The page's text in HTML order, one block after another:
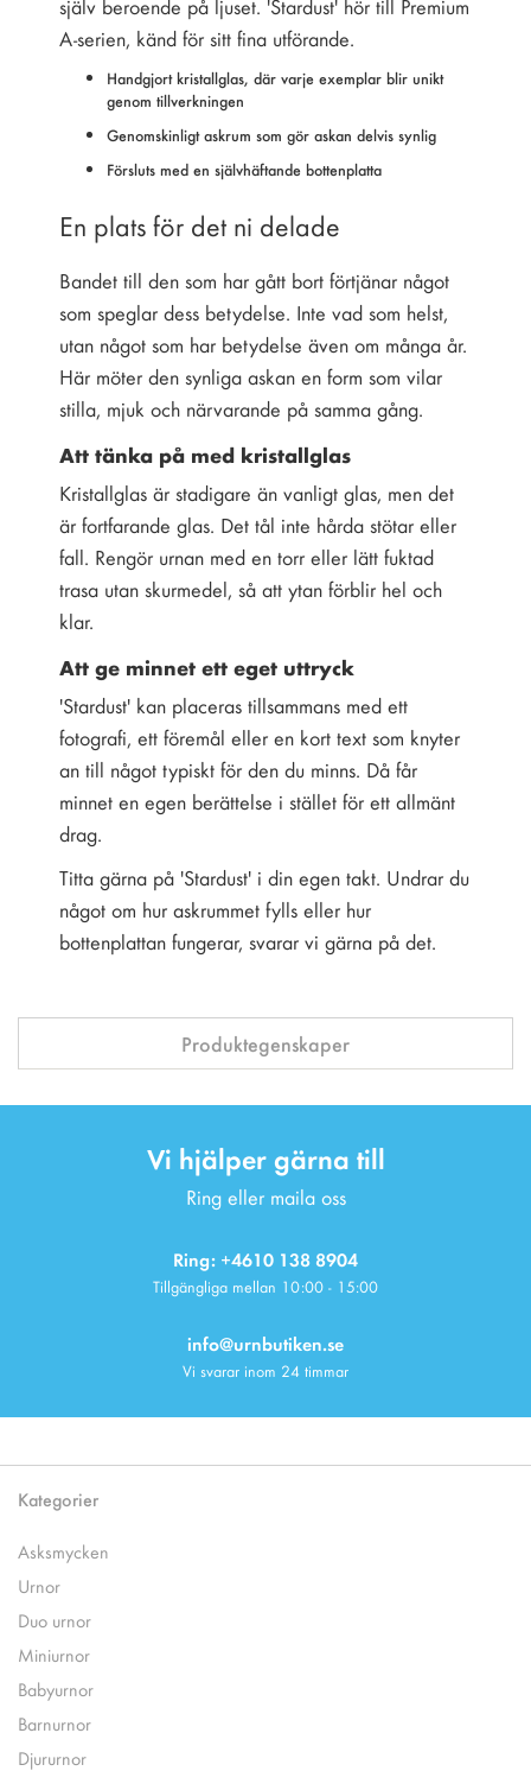
själv beroende på ljuset. 'Stardust' hör till Premium
A-serien, känd för sitt fina utförande.
Handgjort kristallglas, där varje exemplar blir unikt
genom tillverkningen
Genomskinligt askrum som gör askan delvis synlig
Försluts med en självhäftande bottenplatta
En plats för det ni delade
Bandet till den som har gått bort förtjänar något
som speglar dess betydelse. Inte vad som helst,
utan något som har betydelse även om många år.
Här möter den synliga askan en form som vilar
stilla, mjuk och närvarande på samma gång.
Att tänka på med kristallglas
Kristallglas är stadigare än vanligt glas, men det
är fortfarande glas. Det tål inte hårda stötar eller
fall. Rengör urnan med en torr eller lätt fuktad
trasa utan skurmedel, så att ytan förblir hel och
klar.
Att ge minnet ett eget uttryck
'Stardust' kan placeras tillsammans med ett
fotografi, ett föremål eller en kort text som knyter
an till något typiskt för den du minns. Då får
minnet en egen berättelse i stället för ett allmänt
drag.
Titta gärna på 'Stardust' i din egen takt. Undrar du
något om hur askrummet fylls eller hur
bottenplattan fungerar, svarar vi gärna på det.
Produktegenskaper
Vi hjälper gärna till
Ring eller maila oss
Ring: +4610 138 8904
Tillgängliga mellan 10:00 - 15:00
info@urnbutiken.se
Vi svarar inom 24 timmar
Kategorier
Asksmycken
Urnor
Duo urnor
Miniurnor
Babyurnor
Barnurnor
Djururnor